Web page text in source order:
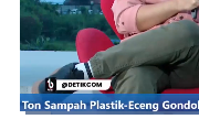
Dimuat: